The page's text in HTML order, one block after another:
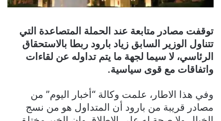
توقفت مصادر متابعة عند الحملة المتصاعدة التي
تتناول الوزير السابق زياد بارود ربطا بالاستحقاق
الرئاسي، لا سيما لجهة ما يتم تداوله عن لقاءات
واتفاقات مع قوى سياسية.
وفي هذا الاطار، علمت وكالة “أخبار اليوم” من
مصادر قريبة من بارود أن المتداول هو من نسج